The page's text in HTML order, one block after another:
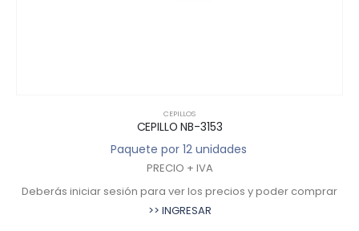
CEPILLOS
CEPILLO NB-3153
Paquete por 12 unidades
PRECIO + IVA
Deberás iniciar sesión para ver los precios y poder comprar
>> INGRESAR